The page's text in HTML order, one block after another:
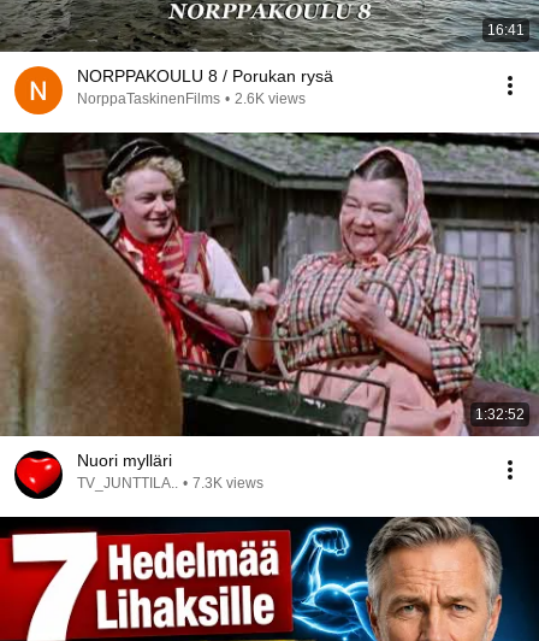
16:41
NORPPAKOULU 8 / Porukan rysä
NorppaTaskinenFilms • 2.6K views
1:32:52
Nuori mylläri
TV_JUNTTILA.. • 7.3K views